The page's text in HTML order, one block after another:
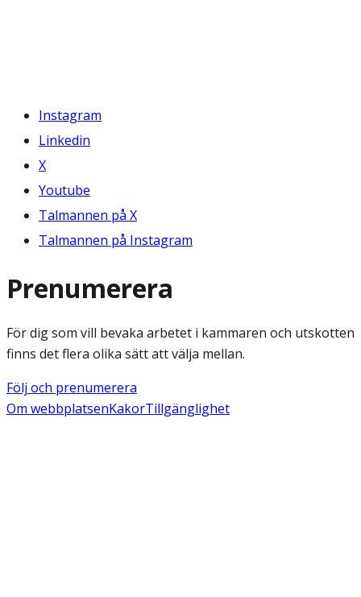
Instagram
Linkedin
X
Youtube
Talmannen på X
Talmannen på Instagram
Prenumerera
För dig som vill bevaka arbetet i kammaren och utskotten
finns det flera olika sätt att välja mellan.
Följ och prenumerera
Om webbplatsenKakorTillgänglighet